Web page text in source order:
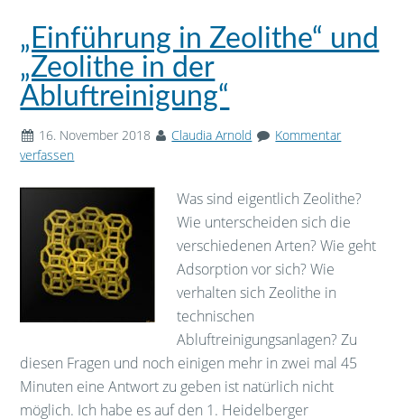
„Einführung in Zeolithe“ und
„Zeolithe in der
Abluftreinigung“
16. November 2018 Claudia Arnold
Kommentar
verfassen
Was sind eigentlich Zeolithe?
Wie unterscheiden sich die
verschiedenen Arten? Wie geht
Adsorption vor sich? Wie
verhalten sich Zeolithe in
technischen
Abluftreinigungsanlagen? Zu
diesen Fragen und noch einigen mehr in zwei mal 45
Minuten eine Antwort zu geben ist natürlich nicht
möglich. Ich habe es auf den 1. Heidelberger